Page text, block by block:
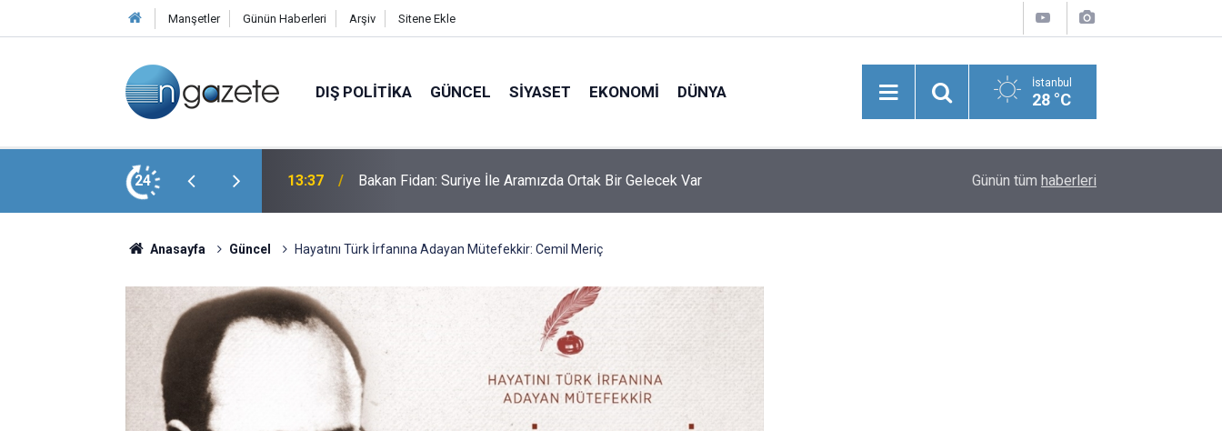
Manşetler Günün Haberleri Arşiv Sitene Ekle
DIŞ POLITIKA GÜNCEL SIYASET EKONOMI DÜNYA İstanbul
28 °C
24
Çalıştı, Deliller Ele Verdi 13:37 Bakan Fidan: Suriye İle Aramızda Ortak Bir Gelecek Var
Bilançosu
Günün tüm haberleri
Anasayfa Güncel Hayatını Türk İrfanına Adayan Mütefekkir: Cemil Meriç